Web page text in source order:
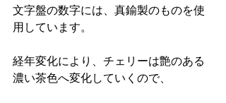
文字盤の数字には、真鍮製のものを使
用しています。
経年変化により、チェリーは艶のある
濃い茶色へ変化していくので、